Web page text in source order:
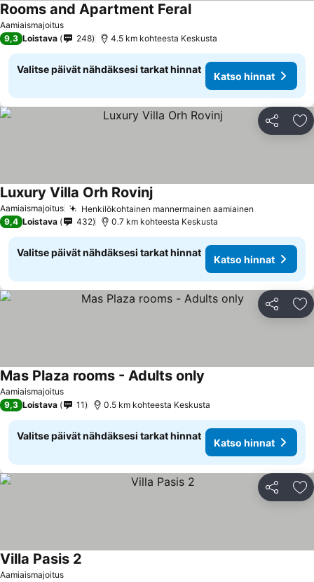
Aamiaismajoitus
Rooms and Apartment FeralKatso hinnat
9,3 Loistava 248 4.5 km kohteesta Keskusta
Valitse päivät nähdäksesi tarkat hinnat
Katso hinnat
Jaa
Aamiaismajoitus Henkilökohtainen mannermainen aamiainen
Luxury Villa Orh RovinjKatso hinnat
9,4 Loistava 432 0.7 km kohteesta Keskusta
Valitse päivät nähdäksesi tarkat hinnat
Katso hinnat
Jaa
Aamiaismajoitus
Mas Plaza rooms - Adults only
9,3 Loistava 11 0.5 km kohteesta Keskusta
Valitse päivät nähdäksesi tarkat hinnat
Katso hinnat
Jaa
Aamiaismajoitus
Villa Pasis 2